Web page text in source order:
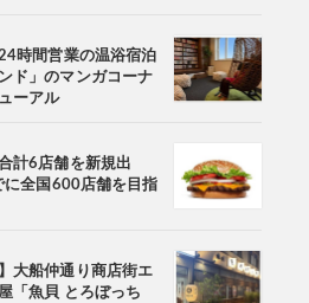
時間営業の温浴宿泊
ド」のマンガコーナ
ーアル
計6店舗を新規出
全国600店舗を目指
大船仲通り商店街エ
「魚貝 とろぼっち